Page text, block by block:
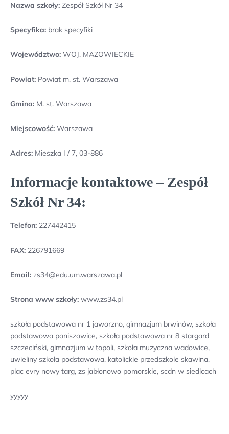
Nazwa szkoły: Zespół Szkół Nr 34
Specyfika: brak specyfiki
Województwo: WOJ. MAZOWIECKIE
Powiat: Powiat m. st. Warszawa
Gmina: M. st. Warszawa
Miejscowość: Warszawa
Adres: Mieszka I / 7, 03-886
Informacje kontaktowe – Zespół
Szkół Nr 34:
Telefon: 227442415
FAX: 226791669
Email: zs34@edu.um.warszawa.pl
Strona www szkoły: www.zs34.pl
szkoła podstawowa nr 1 jaworzno, gimnazjum brwinów, szkoła
podstawowa poniszowice, szkoła podstawowa nr 8 stargard
szczeciński, gimnazjum w topoli, szkoła muzyczna wadowice,
uwieliny szkoła podstawowa, katolickie przedszkole skawina,
plac evry nowy targ, zs jabłonowo pomorskie, scdn w siedlcach
yyyyy